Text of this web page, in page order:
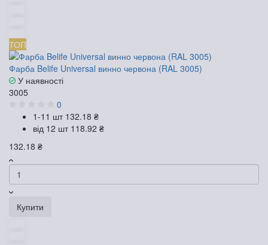
ТОП
Фарба Belife Universal винно червона (RAL 3005)
У наявності
3005
0
1-11 шт 132.18 ₴
від 12 шт 118.92 ₴
132.18 ₴
Купити